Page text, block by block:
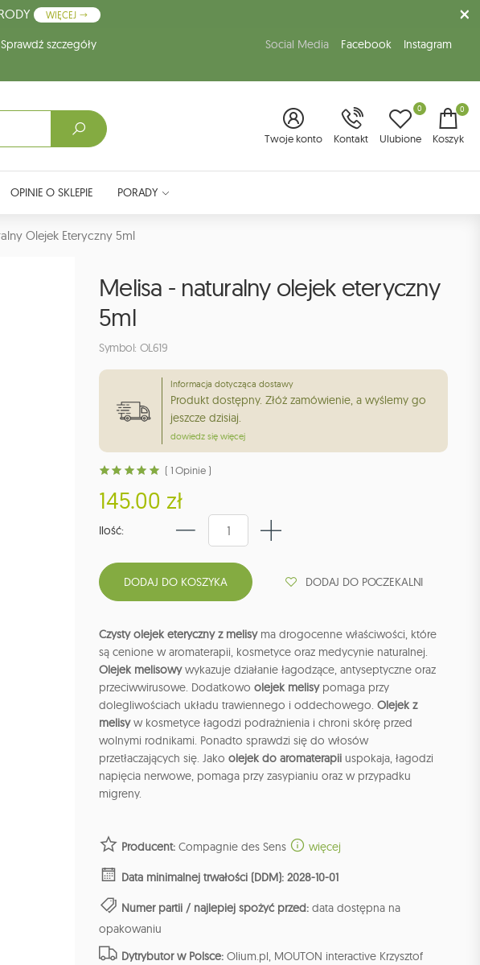
WIĘCEJ
szczegóły Social Media Facebook Instagram
Twoje konto Kontakt Ulubione
0 0
Koszyk
OPINIE O SKLEPIE PORADY
Olejek Eteryczny 5ml
Melisa - naturalny olejek eteryczny
5ml
Symbol: OL619
Informacja dotycząca dostawy
Produkt dostępny. Złóż zamówienie, a wyślemy go
jeszcze dzisiaj.
dowiedz się więcej
( 1 Opinie )
145.00 zł
Ilość:
DODAJ DO POCZEKALNI
Czysty olejek eteryczny z melisyma drogocenne właściwości, które
są cenione w aromaterapii, kosmetyce oraz medycynie naturalnej.
Olejek melisowywykazuje działanie łagodzące, antyseptyczne oraz
przeciwwirusowe. Dodatkowo olejek melisy pomaga przy
dolegliwościach układu trawiennego i oddechowego. Olejek z
melisyw kosmetyce łagodzi podrażnienia i chroni skórę przed
wolnymi rodnikami. Ponadto sprawdzi się do włosów
przetłaczających się. Jako olejek do aromaterapii uspokaja, łagodzi
napięcia nerwowe, pomaga przy zasypianiu oraz w przypadku
migreny.
Producent: Compagnie des Sens więcej
Data minimalnej trwałości (DDM): 2028-10-01
Numer partii / najlepiej spożyć przed: data dostępna na
opakowaniu
Dytrybutor w Polsce: Olium.pl, MOUTON interactive Krzysztof